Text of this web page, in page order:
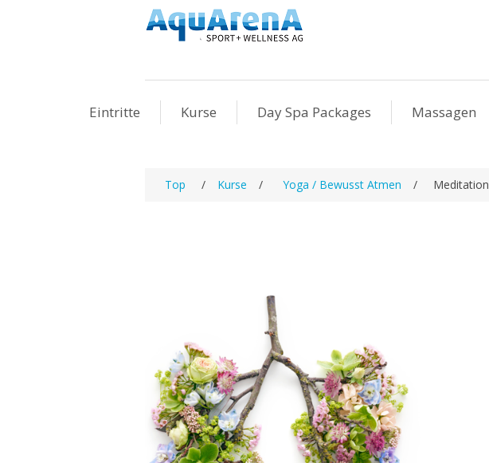
Eintritte Kurse Day Spa Packages Massagen
Top / Kurse / Yoga / Bewusst Atmen / Meditation